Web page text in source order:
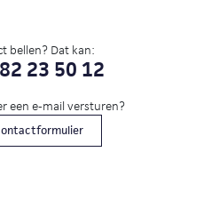
bellen? Dat kan:
23 50 12
een e-mail versturen?